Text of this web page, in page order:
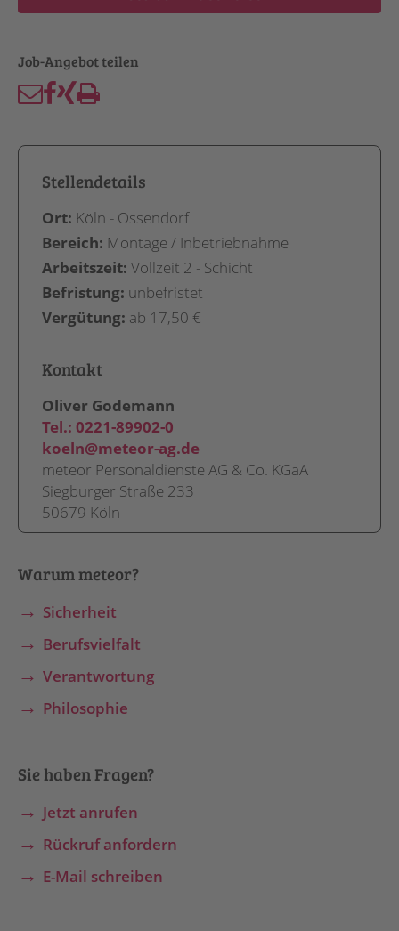
Stellendetails
Ort: Köln - Ossendorf
Bereich: Montage / Inbetriebnahme
Arbeitszeit: Vollzeit 2 - Schicht
Befristung: unbefristet
Vergütung: ab 17,50 €
Kontakt
Oliver Godemann
Tel.: 0221-89902-0
koeln@meteor-ag.de
meteor Personaldienste AG & Co. KGaA
Siegburger Straße 233
50679 Köln
Warum meteor?
Sicherheit
Berufsvielfalt
Verantwortung
Philosophie
Sie haben Fragen?
Jetzt anrufen
Rückruf anfordern
E-Mail schreiben